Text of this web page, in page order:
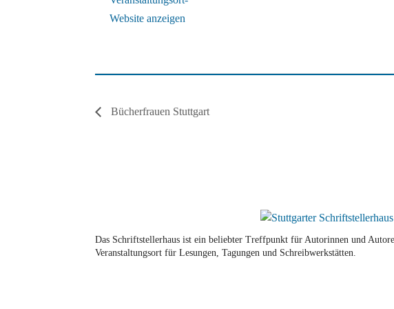
Website anzeigen
Bücherfrauen Stuttgart
Das Schriftstellerhaus ist ein beliebter Treffpunkt für Autorinnen und
Veranstaltungsort für Lesungen, Tagungen und Schreibwerkstätten.